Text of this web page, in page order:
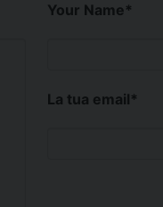
Your Name*
La tua email*